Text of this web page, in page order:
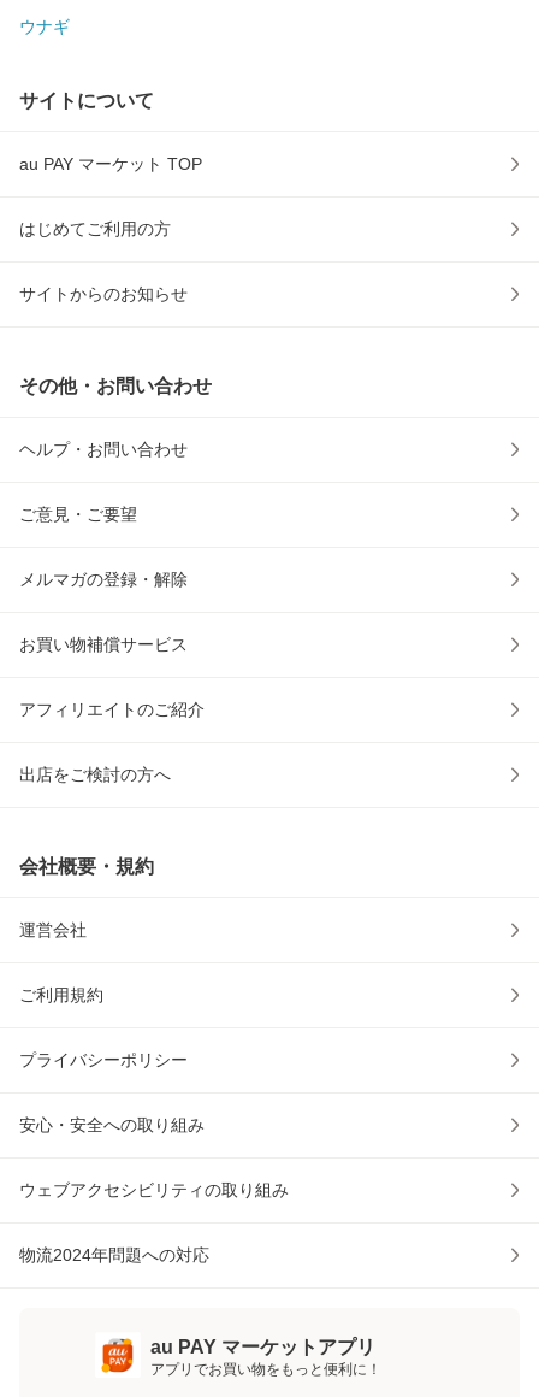
ウナギ
サイトについて
au PAY マーケット TOP
はじめてご利用の方
サイトからのお知らせ
その他・お問い合わせ
ヘルプ・お問い合わせ
ご意見・ご要望
メルマガの登録・解除
お買い物補償サービス
アフィリエイトのご紹介
出店をご検討の方へ
会社概要・規約
運営会社
ご利用規約
プライバシーポリシー
安心・安全への取り組み
ウェブアクセシビリティの取り組み
物流2024年問題への対応
au PAY マーケットアプリ
アプリでお買い物をもっと便利に！